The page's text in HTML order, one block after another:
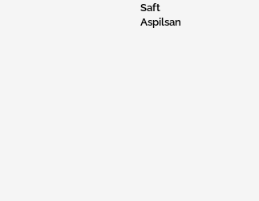
Saft
Aspilsan